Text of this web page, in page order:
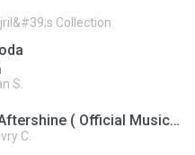
Collection
S.
Aku Sing Lungo - Aftershine ( Official Music Video ).mp3
C.